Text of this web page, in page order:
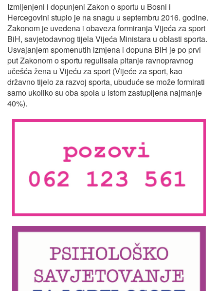
Izmijenjeni i dopunjeni Zakon o sportu u Bosni i
Hercegovini stupio je na snagu u septembru 2016. godine.
Zakonom je uvedena i obaveza formiranja Vijeća za sport
BiH, savjetodavnog tijela Vijeća Ministara u oblasti sporta.
Usvajanjem spomenutih izmjena i dopuna BiH je po prvi
put Zakonom o sportu regulisala pitanje ravnopravnog
učešća žena u Vijeću za sport (Vijeće za sport, kao
državno tijelo za razvoj sporta, ubuduće se može formirati
samo ukoliko su oba spola u istom zastupljena najmanje
40%).